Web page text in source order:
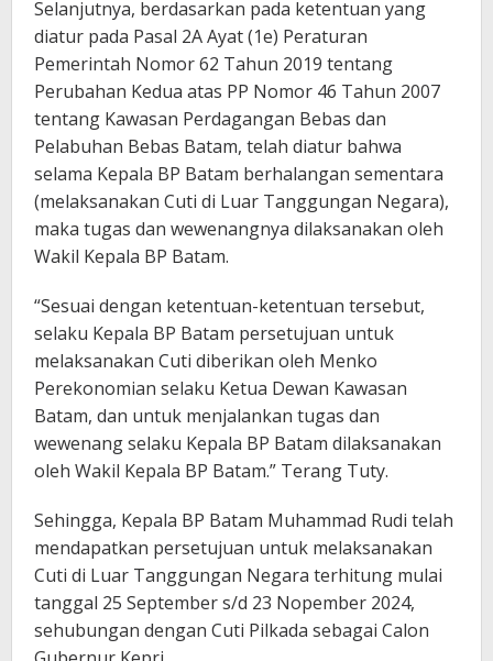
Selanjutnya, berdasarkan pada ketentuan yang
diatur pada Pasal 2A Ayat (1e) Peraturan
Pemerintah Nomor 62 Tahun 2019 tentang
Perubahan Kedua atas PP Nomor 46 Tahun 2007
tentang Kawasan Perdagangan Bebas dan
Pelabuhan Bebas Batam, telah diatur bahwa
selama Kepala BP Batam berhalangan sementara
(melaksanakan Cuti di Luar Tanggungan Negara),
maka tugas dan wewenangnya dilaksanakan oleh
Wakil Kepala BP Batam.
“Sesuai dengan ketentuan-ketentuan tersebut,
selaku Kepala BP Batam persetujuan untuk
melaksanakan Cuti diberikan oleh Menko
Perekonomian selaku Ketua Dewan Kawasan
Batam, dan untuk menjalankan tugas dan
wewenang selaku Kepala BP Batam dilaksanakan
oleh Wakil Kepala BP Batam.” Terang Tuty.
Sehingga, Kepala BP Batam Muhammad Rudi telah
mendapatkan persetujuan untuk melaksanakan
Cuti di Luar Tanggungan Negara terhitung mulai
tanggal 25 September s/d 23 Nopember 2024,
sehubungan dengan Cuti Pilkada sebagai Calon